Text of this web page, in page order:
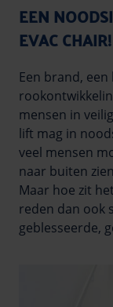
EEN
EVAC CHAIR!
Een brand,
mensen in
lift mag in
veel mensen
naar buiten
Maar hoe zit
reden dan ook
geblesseerde,